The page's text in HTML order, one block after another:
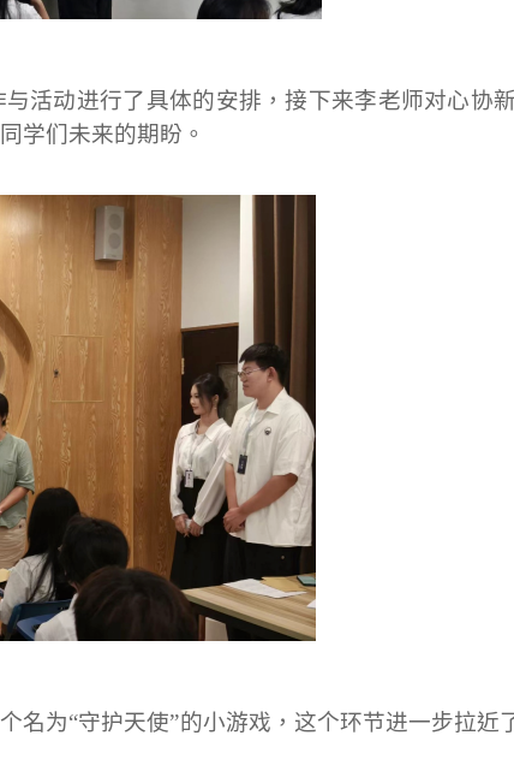
活动进行了具体的安排，接下来李老师对心协
学们未来的期盼。
名为“守护天使”的小游戏，这个环节进一步拉